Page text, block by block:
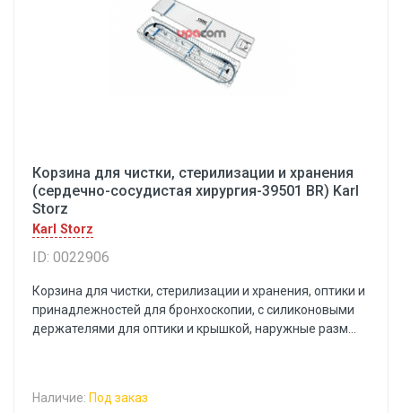
Корзина для чистки, стерилизации и хранения
(сердечно-сосудистая хирургия-39501 BR) Karl
Storz
Karl Storz
ID: 0022906
Корзина для чистки, стерилизации и хранения, оптики и
принадлежностей для бронхоскопии, с силиконовыми
держателями для оптики и крышкой, наружные разм...
Наличие: Под заказ